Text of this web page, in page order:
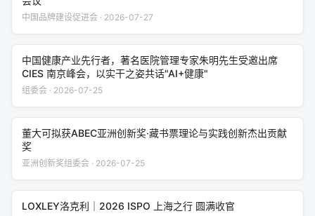
中国品牌建设促进会 · 2026-07-27
中国健康产业先行者，著名医院管理专家朱明先生受邀出席
CIES 南京峰会，以实干之姿共话"AI+健康"
组委会 · 2026-07-25
董大可拟获ABEC亚洲创新奖·藏书票理论与实践创新杰出贡献
奖
亚洲创新奖组委会 · 2026-07-25
LOXLEY洛克利｜2026 ISPO 上海之行 圆满收官